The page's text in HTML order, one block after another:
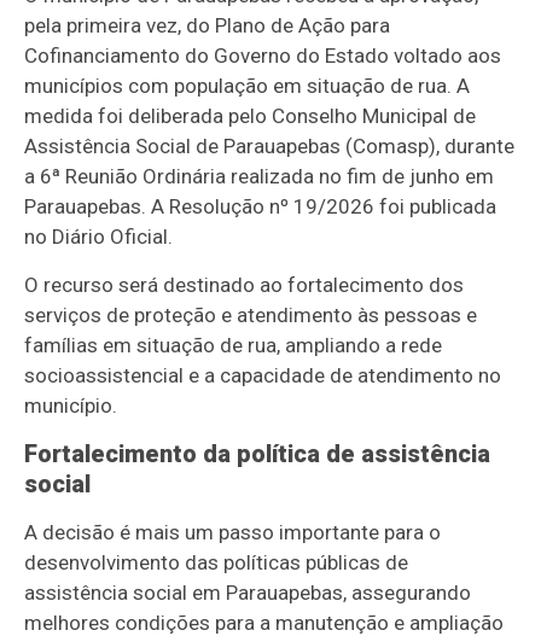
pela primeira vez, do Plano de Ação para
Cofinanciamento do Governo do Estado voltado aos
municípios com população em situação de rua. A
medida foi deliberada pelo Conselho Municipal de
Assistência Social de Parauapebas (Comasp), durante
a 6ª Reunião Ordinária realizada no fim de junho em
Parauapebas. A Resolução nº 19/2026 foi publicada
no Diário Oficial.
O recurso será destinado ao fortalecimento dos
serviços de proteção e atendimento às pessoas e
famílias em situação de rua, ampliando a rede
socioassistencial e a capacidade de atendimento no
município.
Fortalecimento da política de assistência
social
A decisão é mais um passo importante para o
desenvolvimento das políticas públicas de
assistência social em Parauapebas, assegurando
melhores condições para a manutenção e ampliação